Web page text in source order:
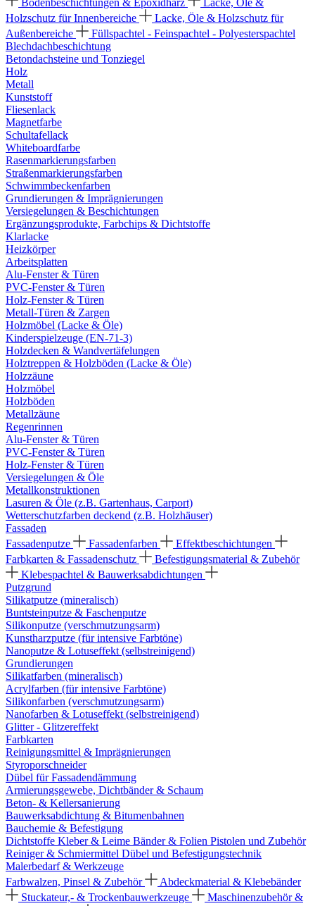
Bodenbeschichtungen & Epoxidharz
Lacke, Öle &
Holzschutz für Innenbereiche
Lacke, Öle & Holzschutz für
Außenbereiche
Füllspachtel - Feinspachtel - Polyesterspachtel
Blechdachbeschichtung
Betondachsteine und Tonziegel
Holz
Metall
Kunststoff
Fliesenlack
Magnetfarbe
Schultafellack
Whiteboardfarbe
Rasenmarkierungsfarben
Straßenmarkierungsfarben
Schwimmbeckenfarben
Grundierungen & Imprägnierungen
Versiegelungen & Beschichtungen
Ergänzungsprodukte, Farbchips & Dichtstoffe
Klarlacke
Heizkörper
Arbeitsplatten
Alu-Fenster & Türen
PVC-Fenster & Türen
Holz-Fenster & Türen
Metall-Türen & Zargen
Holzmöbel (Lacke & Öle)
Kinderspielzeuge (EN-71-3)
Holzdecken & Wandvertäfelungen
Holztreppen & Holzböden (Lacke & Öle)
Holzzäune
Holzmöbel
Holzböden
Metallzäune
Regenrinnen
Alu-Fenster & Türen
PVC-Fenster & Türen
Holz-Fenster & Türen
Versiegelungen & Öle
Metallkonstruktionen
Lasuren & Öle (z.B. Gartenhaus, Carport)
Wetterschutzfarben deckend (z.B. Holzhäuser)
Fassaden
Fassadenputze
Fassadenfarben
Effektbeschichtungen
Farbkarten & Fassadenschutz
Befestigungsmaterial & Zubehör
Klebespachtel & Bauwerksabdichtungen
Putzgrund
Silikatputze (mineralisch)
Buntsteinputze & Faschenputze
Silikonputze (verschmutzungsarm)
Kunstharzputze (für intensive Farbtöne)
Nanoputze & Lotuseffekt (selbstreinigend)
Grundierungen
Silikatfarben (mineralisch)
Acrylfarben (für intensive Farbtöne)
Silikonfarben (verschmutzungsarm)
Nanofarben & Lotuseffekt (selbstreinigend)
Glitter - Glitzereffekt
Farbkarten
Reinigungsmittel & Imprägnierungen
Styroporschneider
Dübel für Fassadendämmung
Armierungsgewebe, Dichtbänder & Schaum
Beton- & Kellersanierung
Bauwerksabdichtung & Bitumenbahnen
Bauchemie & Befestigung
Dichtstoffe Kleber & Leime Bänder & Folien Pistolen und Zubehör
Reiniger & Schmiermittel Dübel und Befestigungstechnik
Malerbedarf & Werkzeuge
Farbwalzen, Pinsel & Zubehör
Abdeckmaterial & Klebebänder
Stuckateur,- & Trockenbauwerkzeuge
Maschinenzubehör &